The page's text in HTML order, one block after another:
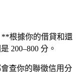
根據你的借貸和還
200–800 分 。
查你的聯徵信用分